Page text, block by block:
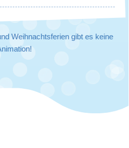
Weihnachtsferien gibt es keine